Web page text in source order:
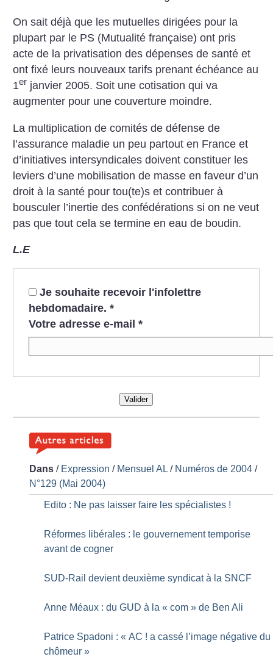
On sait déjà que les mutuelles dirigées pour la
plupart par le PS (Mutualité française) ont pris
acte de la privatisation des dépenses de santé et
ont fixé leurs nouveaux tarifs prenant échéance au
1er janvier 2005. Soit une cotisation qui va
augmenter pour une couverture moindre.
La multiplication de comités de défense de
l’assurance maladie un peu partout en France et
d’initiatives intersyndicales doivent constituer les
leviers d’une mobilisation de masse en faveur d’un
droit à la santé pour tou(te)s et contribuer à
bousculer l’inertie des confédérations si on ne veut
pas que tout cela se termine en eau de boudin.
L.E
Je souhaite recevoir l'infolettre
hebdomadaire. *
Votre adresse e-mail *
Valider
Dans / Expression / Mensuel AL / Numéros de 2004 /
N°129 (Mai 2004)
Edito : Ne pas laisser faire les spécialistes !
Réformes libérales : le gouvernement temporise
avant de cogner
SUD-Rail devient deuxième syndicat à la SNCF
Anne Méaux : du GUD à la « com » de Ben Ali
Patrice Spadoni : « AC ! a cassé l’image négative du
chômeur »